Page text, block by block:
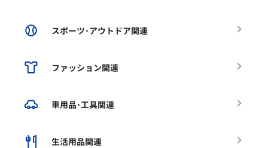
スポーツ･アウトドア関連
ファッション関連
車用品･工具関連
生活用品関連